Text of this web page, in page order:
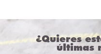
¿Quieres
últimas